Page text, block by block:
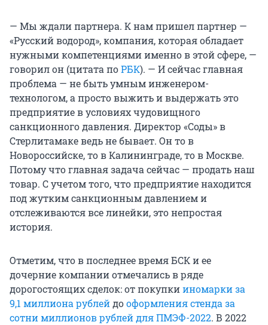
— Мы ждали партнера. К нам пришел партнер —
«Русский водород», компания, которая обладает
нужными компетенциями именно в этой сфере, —
говорил он (цитата поРБК). — И сейчас главная
проблема — не быть умным инженером-
технологом, а просто выжить и выдержать это
предприятие в условиях чудовищного
санкционного давления. Директор «Соды» в
Стерлитамаке ведь не бывает. Он то в
Новороссийске, то в Калининграде, то в Москве.
Потому что главная задача сейчас — продать наш
товар. С учетом того, что предприятие находится
под жутким санкционным давлением и
отслеживаются все линейки, это непростая
история.
Отметим, что в последнее время БСК и ее
дочерние компании отмечались в ряде
дорогостоящих сделок: от покупкииномарки за
9,1 миллиона рублейдооформления стенда за
сотни миллионов рублей для ПМЭФ-2022. В 2022